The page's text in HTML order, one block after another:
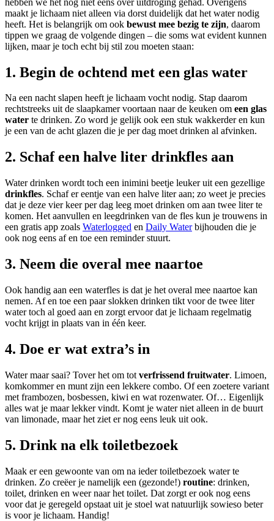
maakt je lichaam niet alleen via dorst duidelijk dat het water nodig
heeft. Het is belangrijk om ook bewust mee bezig te zijn, daarom
tippen we graag de volgende dingen – die soms wat evident kunnen
lijken, maar je toch echt bij stil zou moeten staan:
1. Begin de ochtend met een glas water
Na een nacht slapen heeft je lichaam vocht nodig. Stap daarom
rechtstreeks uit de slaapkamer voortaan naar de keuken om een glas
water te drinken. Zo word je gelijk ook een stuk wakkerder en kun
je een van de acht glazen die je per dag moet drinken al afvinken.
2. Schaf een halve liter drinkfles aan
Water drinken wordt toch een inimini beetje leuker uit een gezellige
drinkfles. Schaf er eentje van een halve liter aan; zo weet je precies
dat je deze vier keer per dag leeg moet drinken om aan twee liter te
komen. Het aanvullen en leegdrinken van de fles kun je trouwens in
een gratis app zoals Waterlogged en Daily Waterbijhouden die je
ook nog eens af en toe een reminder stuurt.
3. Neem die overal mee naartoe
Ook handig aan een waterfles is dat je het overal mee naartoe kan
nemen. Af en toe een paar slokken drinken tikt voor de twee liter
water toch al goed aan en zorgt ervoor dat je lichaam regelmatig
vocht krijgt in plaats van in één keer.
4. Doe er wat extra’s in
Water maar saai? Tover het om tot verfrissend fruitwater. Limoen,
komkommer en munt zijn een lekkere combo. Of een zoetere variant
met frambozen, bosbessen, kiwi en wat rozenwater. Of… Eigenlijk
alles wat je maar lekker vindt. Komt je water niet alleen in de buurt
van limonade, maar het ziet er nog eens leuk uit ook.
5. Drink na elk toiletbezoek
Maak er een gewoonte van om na ieder toiletbezoek water te
drinken. Zo creëer je namelijk een (gezonde!) routine: drinken,
toilet, drinken en weer naar het toilet. Dat zorgt er ook nog eens
voor dat je geregeld opstaat uit je stoel wat natuurlijk sowieso beter
is voor je lichaam. Handig!